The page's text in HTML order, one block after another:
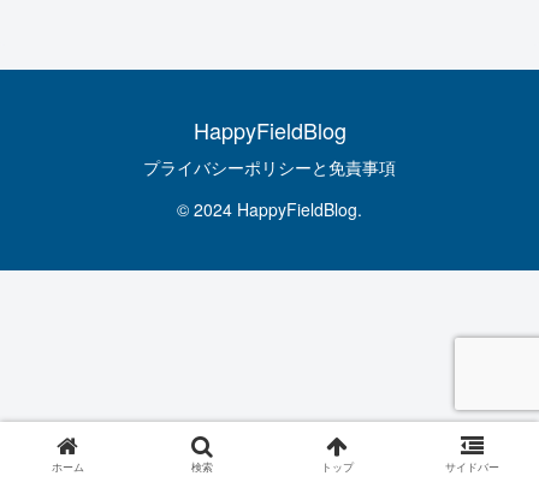
HappyFieldBlog
プライバシーポリシーと免責事項
© 2024 HappyFieldBlog.
ホーム 検索 トップ サイドバー